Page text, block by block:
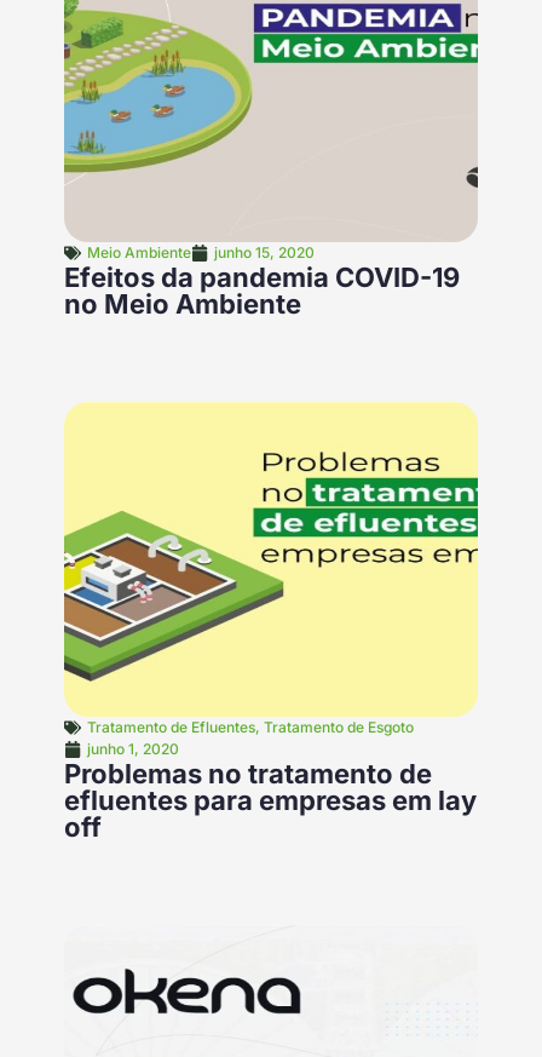
Meio Ambiente junho 15, 2020
Efeitos da pandemia COVID-19
no Meio Ambiente
Tratamento de Efluentes, Tratamento de Esgoto
junho 1, 2020
Problemas no tratamento de
efluentes para empresas em lay
off